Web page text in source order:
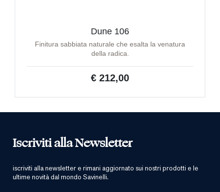
Dune 106
Finitura sabbiata naturale che esalta la venatura
della radica.
€ 212,00
Iscriviti alla Newsletter
iscriviti alla newsletter e rimani aggiornato sui nostri prodotti e le
ultime novità dal mondo Savinelli.